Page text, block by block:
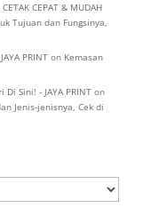
CEPAT & MUDAH
Tujuan dan Fungsinya,
PRINTon Kemasan
Sini! - JAYA PRINTon
Jenis-jenisnya, Cek di